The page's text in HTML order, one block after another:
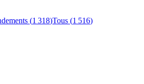
(1 318)Tous (1 516)